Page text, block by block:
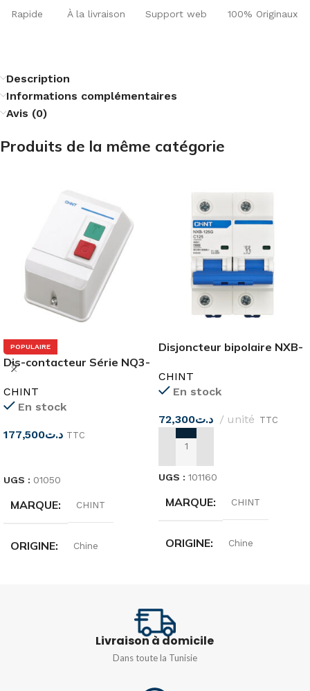
Rapide À la livraison Support web 100% Originaux
Description
Informations complémentaires
Avis (0)
Produits de la même catégorie
POPULAIRE
Dis-contacteur Série NQ3-
CHINT
En stock
د.ت177,500
TTC
UGS : 01050
MARQUE CHINT
ORIGINE Chine
Disjoncteur bipolaire NXB-
CHINT
En stock
د.ت72,300 unité TTC
AJOUTER AU PANIER
UGS : 101160
MARQUE CHINT
ORIGINE Chine
TENSION
TYPE DE COURBE
Livraison à domicile
Dans toute la Tunisie